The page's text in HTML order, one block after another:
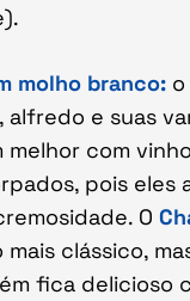
molho branco:
alfredo e suas
melhor com
pois eles
O
mais clássico,
fica delicioso